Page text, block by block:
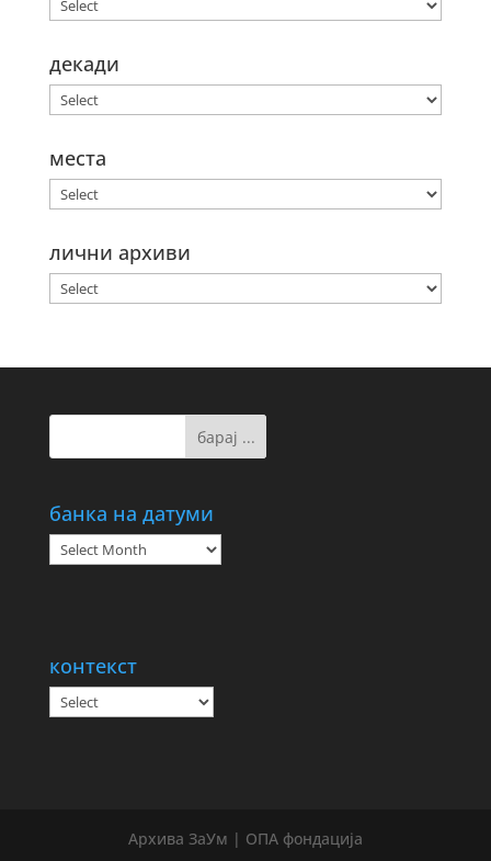
декади
места
лични архиви
банка на датуми
банка
на
контекст
Архива ЗаУм | ОПА фондација